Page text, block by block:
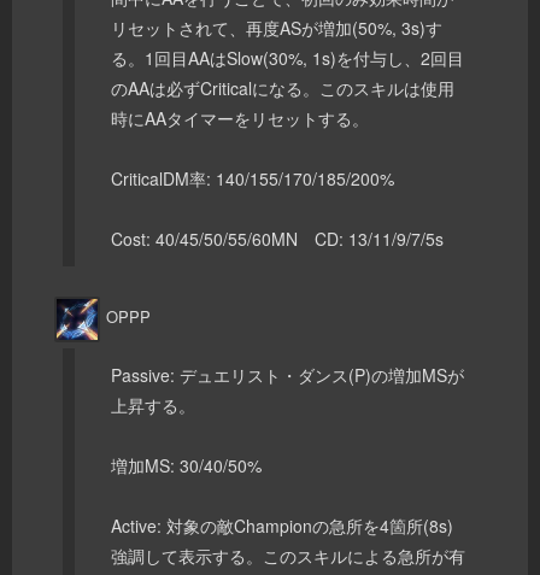
リセットされて、再度ASが増加(50%, 3s)す
る。1回目AAはSlow(30%, 1s)を付与し、2回目
のAAは必ずCriticalになる。このスキルは使用
時にAAタイマーをリセットする。
CriticalDM率: 140/155/170/185/200%
Cost: 40/45/50/55/60MN CD: 13/11/9/7/5s
OPPP
Passive: デュエリスト・ダンス(P)の増加MSが
上昇する。
増加MS: 30/40/50%
Active: 対象の敵Championの急所を4箇所(8s)
強調して表示する。このスキルによる急所が有